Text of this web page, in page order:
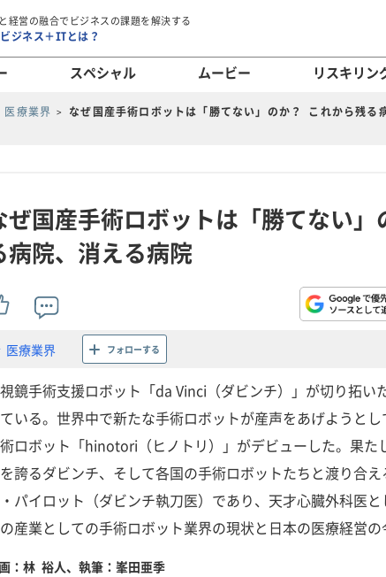
経営の融合でビジネスの課題を解決する
ビジネス＋ITとは？
スペシャル ムービー リスキリン
医療業界 なぜ国産手術ロボットは「勝てない」のか？ これから残る
ぜ国産手術ロボットは「勝てない
病院、消える病院
医療業界 フォローする
鏡手術支援ロボット「da Vinci（ダビンチ）」が切り拓い
いる。世界中で新たな手術ロボットが産声をあげようと
ロボット「hinotori（ヒノトリ）」がデビューした。果た
誇るダビンチ、そして各国の手術ロボットたちと渡り合
パイロット（ダビンチ執刀医）であり、天才心臓外科医
産業としての手術ロボット業界の現状と日本の医療経営の
：林 裕人、執筆：峯田亜季